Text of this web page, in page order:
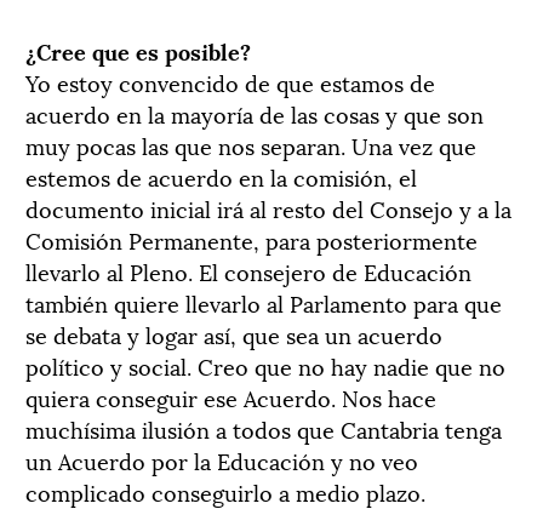
¿Cree que es posible?
Yo estoy convencido de que estamos de
acuerdo en la mayoría de las cosas y que son
muy pocas las que nos separan. Una vez que
estemos de acuerdo en la comisión, el
documento inicial irá al resto del Consejo y a la
Comisión Permanente, para posteriormente
llevarlo al Pleno. El consejero de Educación
también quiere llevarlo al Parlamento para que
se debata y logar así, que sea un acuerdo
político y social. Creo que no hay nadie que no
quiera conseguir ese Acuerdo. Nos hace
muchísima ilusión a todos que Cantabria tenga
un Acuerdo por la Educación y no veo
complicado conseguirlo a medio plazo.